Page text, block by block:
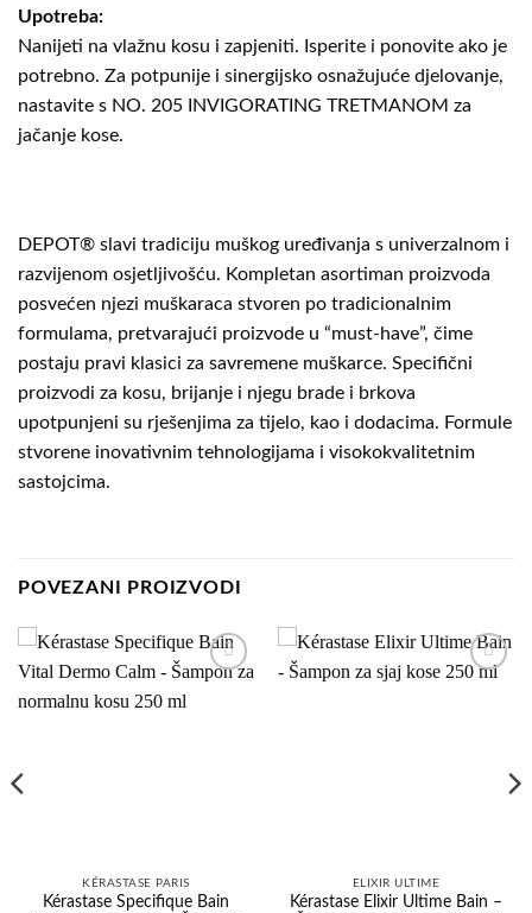
Upotreba:
Nanijeti na vlažnu kosu i zapjeniti. Isperite i ponovite ako je
potrebno. Za potpunije i sinergijsko osnažujuće djelovanje,
nastavite s NO. 205 INVIGORATING TRETMANOM za
jačanje kose.
DEPOT® slavi tradiciju muškog uređivanja s univerzalnom i
razvijenom osjetljivošću. Kompletan asortiman proizvoda
posvećen njezi muškaraca stvoren po tradicionalnim
formulama, pretvarajući proizvode u “must-have”, čime
postaju pravi klasici za savremene muškarce. Specifični
proizvodi za kosu, brijanje i njegu brade i brkova
upotpunjeni su rješenjima za tijelo, kao i dodacima. Formule
stvorene inovativnim tehnologijama i visokokvalitetnim
sastojcima.
POVEZANI PROIZVODI
Dodaj
KÉRASTASE PARIS
Kérastase Specifique Bain
ELIXIR ULTIME
Kérastase Elixir Ultime Bain –